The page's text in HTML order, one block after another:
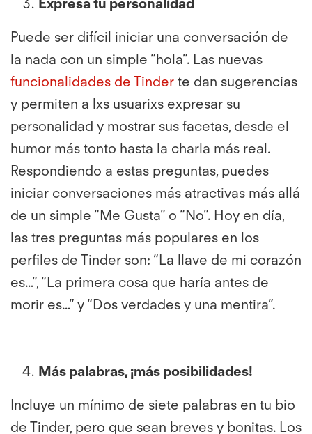
Expresa tu personalidad
Puede ser difícil iniciar una conversación de
la nada con un simple “hola”. Las nuevas
funcionalidades de Tinder te dan sugerencias
y permiten a lxs usuarixs expresar su
personalidad y mostrar sus facetas, desde el
humor más tonto hasta la charla más real.
Respondiendo a estas preguntas, puedes
iniciar conversaciones más atractivas más allá
de un simple “Me Gusta” o “No”. Hoy en día,
las tres preguntas más populares en los
perfiles de Tinder son: “La llave de mi corazón
es…”, “La primera cosa que haría antes de
morir es…” y “Dos verdades y una mentira”.
Más palabras, ¡más posibilidades!
Incluye un mínimo de siete palabras en tu bio
de Tinder, pero que sean breves y bonitas. Los